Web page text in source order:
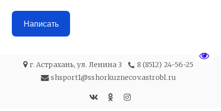
Написать
г. Астрахань,ул. Ленина 3
8 (8512) 24-56-25
shsport1@sshorkuznecov.astrobl.ru